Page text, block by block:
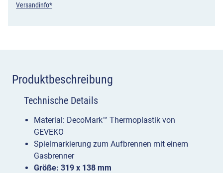
Versandinfo*
Produktbeschreibung
Technische Details
Material: DecoMark™ Thermoplastik von
GEVEKO
Spielmarkierung zum Aufbrennen mit einem
Gasbrenner
Größe: 319 x 138 mm